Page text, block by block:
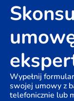
Wypełnij
swojej umowy z
telefonicznie lub